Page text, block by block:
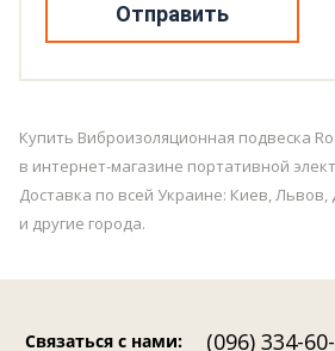
Отправить
Купить Виброизоляционная подвеска
в интернет-магазине портативной
Доставка по всей Украине: Киев,
и другие города.
Связаться с нами: (096) 334-